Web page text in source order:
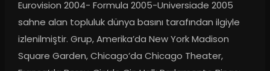
Eurovision 2004- Formula 2005-Universiade 2005
sahne alan topluluk dünya basını tarafından ilgiyle
izlenilmiştir. Grup, Amerika’da New York Madison
Square Garden, Chicago’da Chicago Theater,